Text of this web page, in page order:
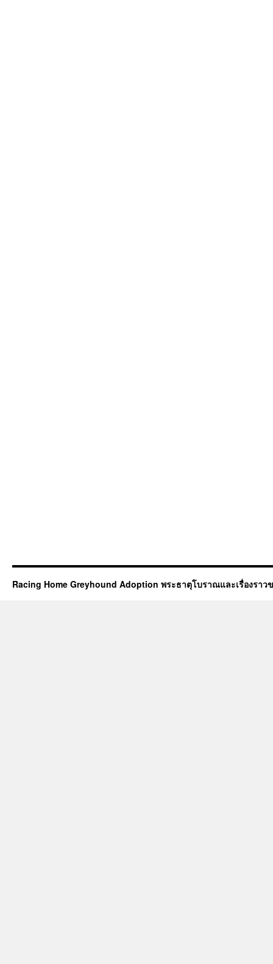
Racing Home Greyhound Adoption พระธาตุโบราณและเรื่องราว